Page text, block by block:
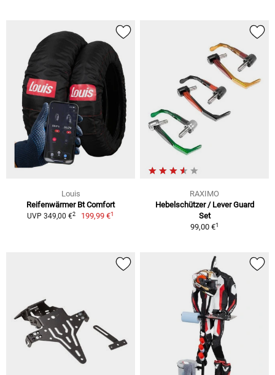
Louis
Reifenwärmer Bt Comfort
UVP 349,00 €2 199,99 €1
RAXIMO
Hebelschützer / Lever Guard
Set
99,00 €1